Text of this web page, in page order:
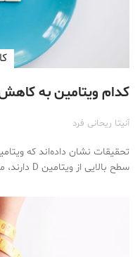
کدام ویتامین به
آنیتا ریحانی فرد
سطح بالایی از ویتامین D دارند، معمولا وزن…